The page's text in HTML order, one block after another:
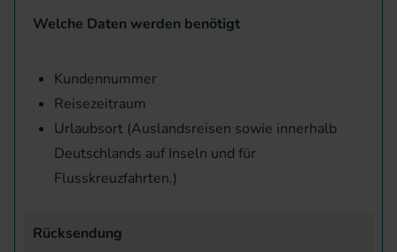
Welche Daten werden benötigt
Kundennummer
Reisezeitraum
Urlaubsort (Auslandsreisen sowie innerhalb
Deutschlands auf Inseln und für
Flusskreuzfahrten.)
Rücksendung